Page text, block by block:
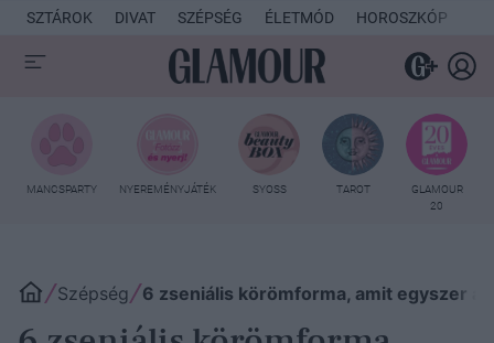
SZTÁROK DIVAT SZÉPSÉG ÉLETMÓD HOROSZKÓP
MANCSPARTY NYEREMÉNYJÁTÉK SYOSS TAROT
GLAMOUR
20
Szépség 6 zseniális körömforma, amit egyszer